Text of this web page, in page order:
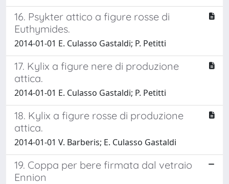
16. Psykter attico a figure rosse di
Euthymides.
2014-01-01 E. Culasso Gastaldi; P. Petitti
17. Kylix a figure nere di produzione
attica.
2014-01-01 E. Culasso Gastaldi; P. Petitti
18. Kylix a figure rosse di produzione
attica.
2014-01-01 V. Barberis; E. Culasso Gastaldi
19. Coppa per bere firmata dal vetraio
Ennion